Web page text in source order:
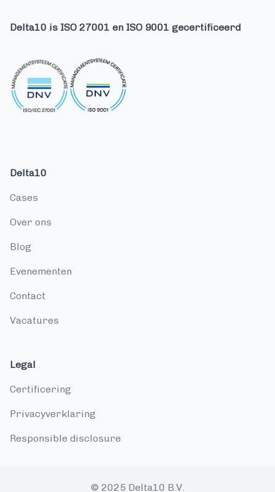
Delta10 is ISO 27001 en ISO 9001 gecertificeerd
Delta10
cases
over ons
blog
evenementen
contact
vacatures
Legal
Certificering
Privacyverklaring
Responsible disclosure
© 2025 Delta10 B.V.